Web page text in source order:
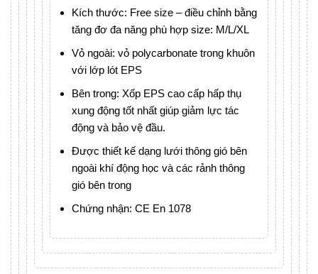
Kích thước: Free size – điều chỉnh bằng
tăng đơ đa năng phù hợp size: M/L/XL
Vỏ ngoài: vỏ polycarbonate trong khuôn
với lớp lót EPS
Bên trong: Xốp EPS cao cấp hấp thụ
xung động tốt nhất giúp giảm lực tác
động và bảo vệ đầu.
Được thiết kế dạng lưới thông gió bên
ngoài khí động học và các rảnh thông
gió bên trong
Chứng nhận: CE En 1078